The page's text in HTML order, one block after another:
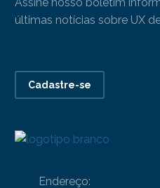
últimas notícias sobre UX
Cadastre-se
Endereço: